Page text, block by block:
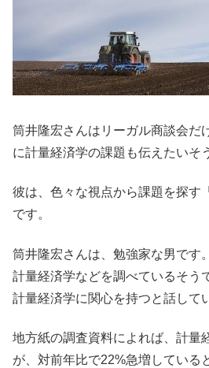
筒井隆宏さんはリーガル商談会だ
に計量経済学の課題も伝えたいそ
彼は、色々な視点から課題を探す
です。
筒井隆宏さんは、勉強家な男です
計量経済学などを調べているそう
計量経済学に関心を持つと話して
地方紙の調査資料によれば、計量
が、対前年比で22%急増している